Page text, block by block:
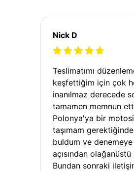
Nick D
Teslimatımı
keşfettiğim için çok
inanılmaz derecede
tamamen memnun
Polonya'ya bir
taşımam
buldum ve
açısından
Bundan sonraki